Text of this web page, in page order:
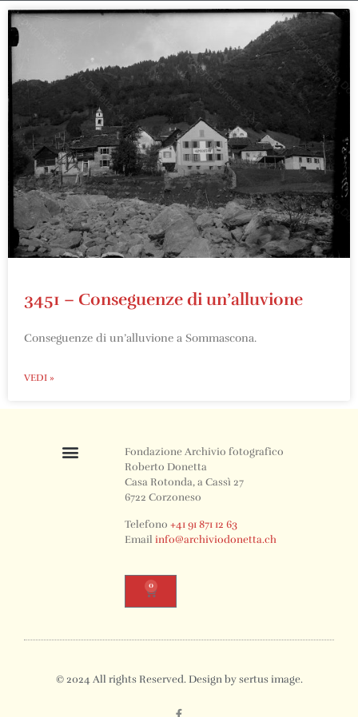
3451 – Conseguenze di un’alluvione
Conseguenze di un’alluvione a Sommascona.
VEDI »
Fondazione Archivio fotografico
Roberto Donetta
Casa Rotonda, a Cassì 27
6722 Corzoneso
Telefono+41 91 871 12 63
Emailinfo@archiviodonetta.ch
0
© 2024 All rights Reserved. Design by sertus image.